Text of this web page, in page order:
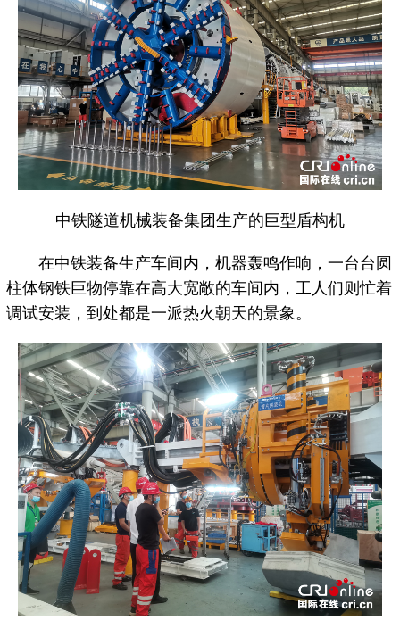
中铁隧道机械装备集团生产的巨型盾构机
在中铁装备生产车间内，机器轰鸣作响，一台台圆
柱体钢铁巨物停靠在高大宽敞的车间内，工人们则忙着
调试安装，到处都是一派热火朝天的景象。